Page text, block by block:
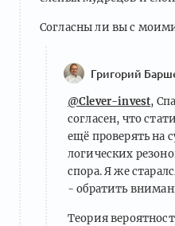
Согласны ли вы с
Григорий
@Clever-invest,
согласен, что
ещё проверять на
логических
спора. Я же
- обратить
Теория